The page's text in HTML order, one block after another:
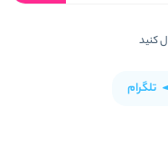
کنید
تلگرام